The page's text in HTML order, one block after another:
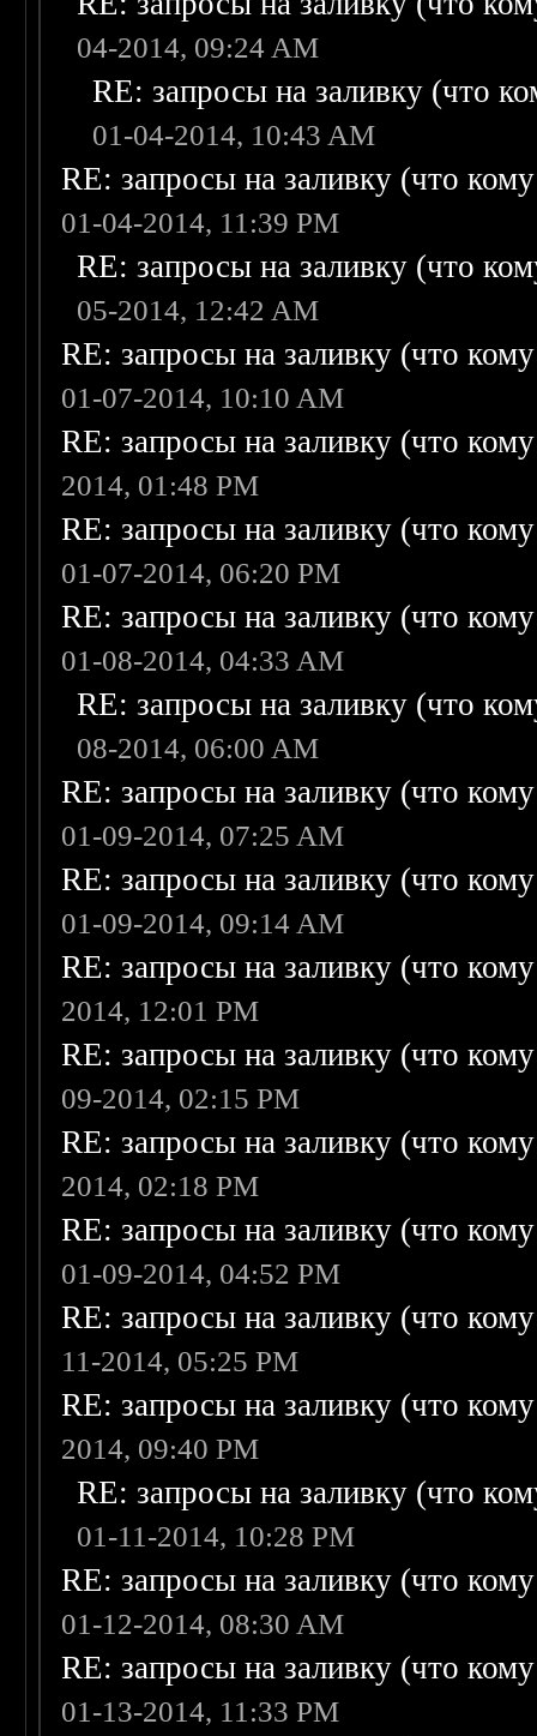
04-2014, 09:24 AM
RE: запросы на заливку (что
01-04-2014, 10:43 AM
RE: запросы на заливку (что
01-04-2014, 11:39 PM
RE: запросы на заливку (что
05-2014, 12:42 AM
RE: запросы на заливку (что
01-07-2014, 10:10 AM
RE: запросы на заливку (что
2014, 01:48 PM
RE: запросы на заливку (что
01-07-2014, 06:20 PM
RE: запросы на заливку (что
01-08-2014, 04:33 AM
RE: запросы на заливку (что
08-2014, 06:00 AM
RE: запросы на заливку (что
01-09-2014, 07:25 AM
RE: запросы на заливку (что
01-09-2014, 09:14 AM
RE: запросы на заливку (что
2014, 12:01 PM
RE: запросы на заливку (что
09-2014, 02:15 PM
RE: запросы на заливку (что
2014, 02:18 PM
RE: запросы на заливку (что
01-09-2014, 04:52 PM
RE: запросы на заливку (что
11-2014, 05:25 PM
RE: запросы на заливку (что
2014, 09:40 PM
RE: запросы на заливку (что
01-11-2014, 10:28 PM
RE: запросы на заливку (что
01-12-2014, 08:30 AM
RE: запросы на заливку (что
01-13-2014, 11:33 PM